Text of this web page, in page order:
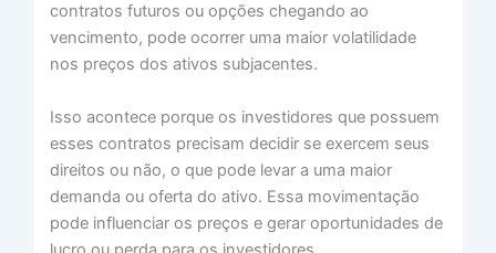
contratos futuros ou opções chegando ao
vencimento, pode ocorrer uma maior volatilidade
nos preços dos ativos subjacentes.
Isso acontece porque os investidores que possuem
esses contratos precisam decidir se exercem seus
direitos ou não, o que pode levar a uma maior
demanda ou oferta do ativo. Essa movimentação
pode influenciar os preços e gerar oportunidades de